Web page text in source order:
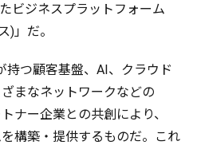
ビジネスプラットフォーム
)」だ。
持つ顧客基盤、AI、 クラウド
まなネットワークなどの
ナー企業 との共創により、
を構築 ・提供するものだ。これ